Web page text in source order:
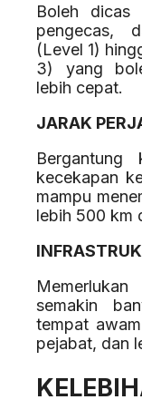
Boleh dicas
pengecas,
(Level 1)
3) yang
lebih cepat.
JARAK
kecekapan
mampu
lebih 500 km
semakin
tempat
pejabat, dan